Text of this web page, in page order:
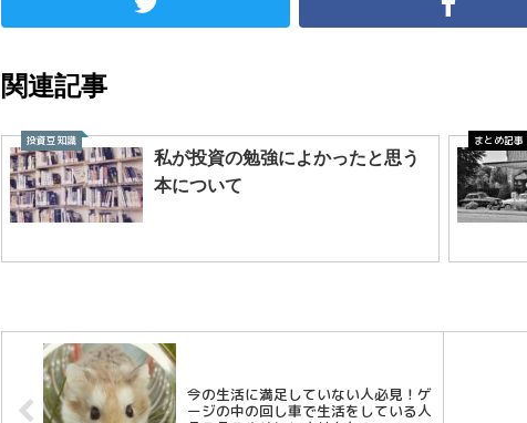
関連記事
投資豆知識
私が投資の勉強によかったと思う
本について
まとめ記事
今の生活に満足していない人必見！ゲ
ージの中の回し車で生活をしている人